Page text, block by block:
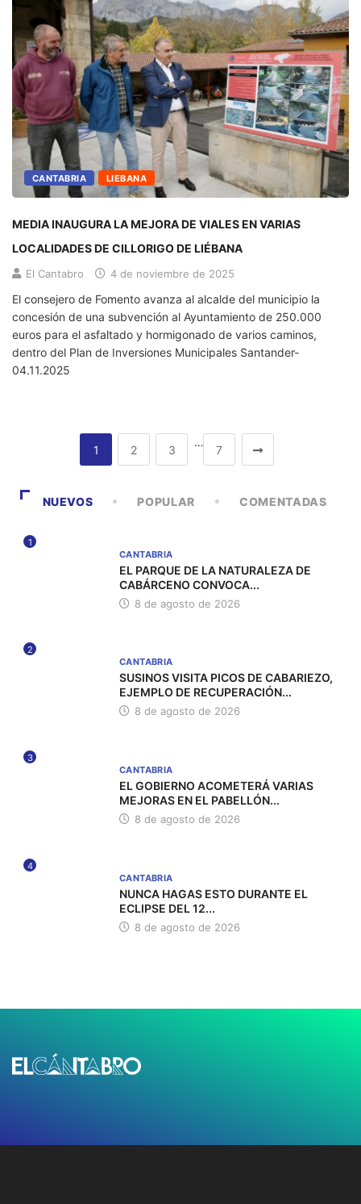
CANTABRIA LIEBANA
MEDIA INAUGURA LA MEJORA DE VIALES EN VARIAS
LOCALIDADES DE CILLORIGO DE LIÉBANA
El Cantabro 4 de noviembre de 2025
El consejero de Fomento avanza al alcalde del municipio la
concesión de una subvención al Ayuntamiento de 250.000
euros para el asfaltado y hormigonado de varios caminos,
dentro del Plan de Inversiones Municipales Santander-
04.11.2025
1 2 3
…
7
NUEVOS POPULAR COMENTADAS
1
CANTABRIA
EL PARQUE DE LA NATURALEZA DE
CABÁRCENO CONVOCA...
8 de agosto de 2026
2
CANTABRIA
SUSINOS VISITA PICOS DE CABARIEZO,
EJEMPLO DE RECUPERACIÓN...
8 de agosto de 2026
3
CANTABRIA
EL GOBIERNO ACOMETERÁ VARIAS
MEJORAS EN EL PABELLÓN...
8 de agosto de 2026
4
CANTABRIA
NUNCA HAGAS ESTO DURANTE EL
ECLIPSE DEL 12...
8 de agosto de 2026